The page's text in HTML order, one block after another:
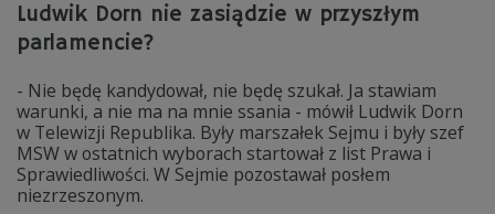
Ludwik Dorn nie zasiądzie w przyszłym
parlamencie?
- Nie będę kandydował, nie będę szukał. Ja stawiam
warunki, a nie ma na mnie ssania - mówił Ludwik Dorn
w Telewizji Republika. Były marszałek Sejmu i były szef
MSW w ostatnich wyborach startował z list Prawa i
Sprawiedliwości. W Sejmie pozostawał posłem
niezrzeszonym.